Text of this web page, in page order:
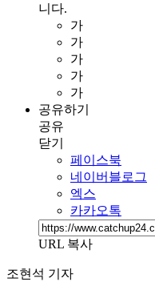
니다.
가
가
가
가
가
공유하기
공유
닫기
페이스북
네이버블로그
엑스
카카오톡
URL 복사
조현석 기자